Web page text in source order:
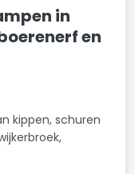
in
en
kippen, schuren